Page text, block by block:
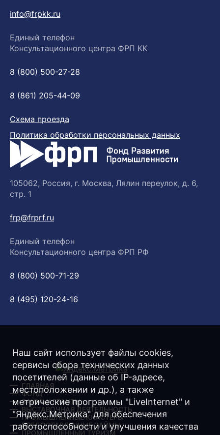
info@frpkk.ru
Единый телефон
Консультационного центра ФРП КК
8 (800) 500-27-28
8 (861) 205-44-09
Схема проезда
Политика обработки персональных данных
105062, Россия, г. Москва, Лялин переулок, д. 6,
стр. 1
frp@frprf.ru
Единый телефон
Консультационного центра ФРП РФ
8 (800) 500-71-29
8 (495) 120-24-16
ГЛАВНАЯ
ФОНД
ЗАЙМЫ/ ГРАНТЫ
ВЫСТАВОЧНАЯ ДЕЯТЕЛЬНОСТЬ
ПРОМЫШЛЕННЫЕ КЛАСТЕРЫ
ПРЕДОСТАВЛЕННЫЕ ЗАЙМЫ
ПРОМЫШЛЕННЫЙ ТУРИЗМ
Наш сайт использует файлы cookies,
сервисы сбора технических данных
посетителей (данные об IP-адресе,
местоположении и др.), а также
метрические программы "LiveInternet" и
"Яндекс.Метрика" для обеспечения
работоспособности и улучшения качества